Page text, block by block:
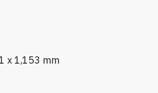
x 1,153 mm